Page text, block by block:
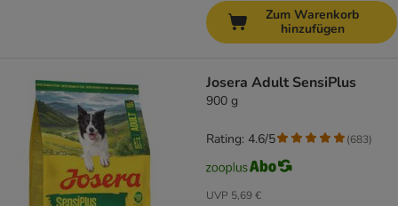
Zum Warenkorb
hinzufügen
Josera Adult SensiPlus
900 g
UVP 5,69 €
Rating: 4.6/5 (683)